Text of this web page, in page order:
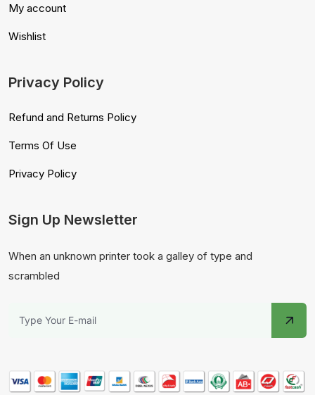
My account
Wishlist
Privacy Policy
Refund and Returns Policy
Terms Of Use
Privacy Policy
Sign Up Newsletter
When an unknown printer took a galley of type and
scrambled